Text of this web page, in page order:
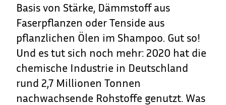
Basis von Stärke, Dämmstoff aus
Faserpflanzen oder Tenside aus
pflanzlichen Ölen im Shampoo. Gut so!
Und es tut sich noch mehr: 2020 hat die
chemische Industrie in Deutschland
rund 2,7 Millionen Tonnen
nachwachsende Rohstoffe genutzt. Was